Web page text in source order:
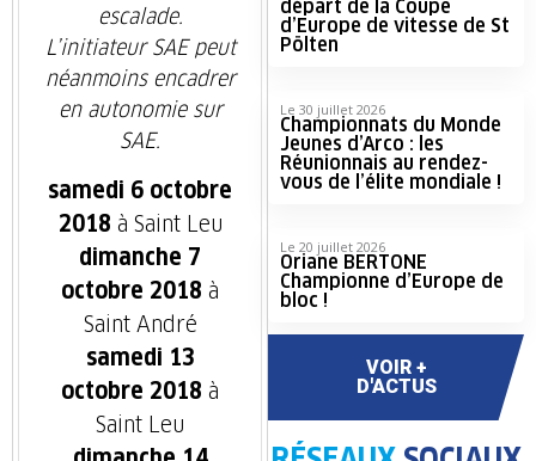
escalade.
L’initiateur SAE peut
néanmoins encadrer
en autonomie sur
SAE.
samedi 6 octobre
2018 à Saint Leu
dimanche 7
octobre 2018 à
Saint André
samedi 13
octobre 2018 à
Saint Leu
départ de la Coupe
d’Europe de vitesse de St
Pölten
Le 30 juillet 2026
Championnats du Monde
Jeunes d’Arco : les
Réunionnais au rendez-
vous de l’élite mondiale !
Le 20 juillet 2026
Oriane BERTONE
Championne d’Europe de
bloc !
VOIR +
D'ACTUS